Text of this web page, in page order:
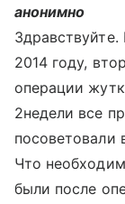
анонимно
2014 году,
операции
2недели все
посоветовали
Что
были после